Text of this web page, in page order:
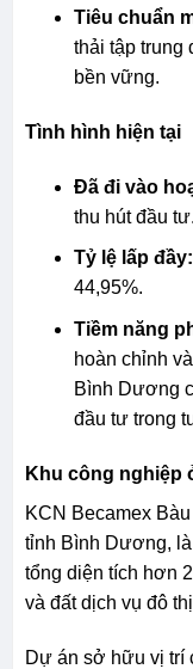
Tiêu chuẩn
thải tập trung
bền vững.
Tình hình hiện tại
Đã đi vào
thu hút đầu tư.
Tỷ lệ lấp đầy:
44,95%.
Tiềm năng
hoàn chỉnh
Bình Dương
đầu tư trong
Khu công nghiệp
KCN Becamex
tỉnh Bình Dương,
tổng diện tích hơn
và đất dịch vụ đô
Dự án sở hữu vị trí